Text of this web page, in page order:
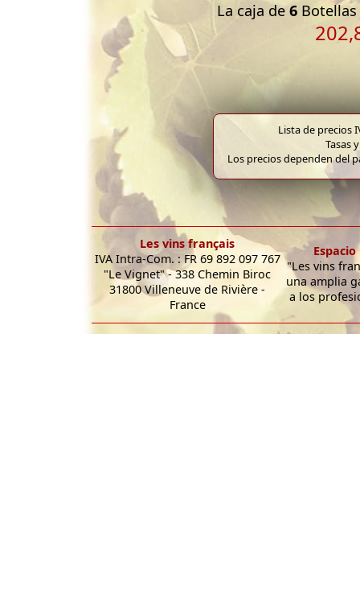
La caja de 6 Botellas
Lista de precios
Tasas
Los precios dependen del
Les vins français
IVA Intra-Com. : FR 69 892 097 767
"Le Vignet" - 338 Chemin Biroc
31800 Villeneuve de Rivière -
France
"Les vins
una amplia
a los